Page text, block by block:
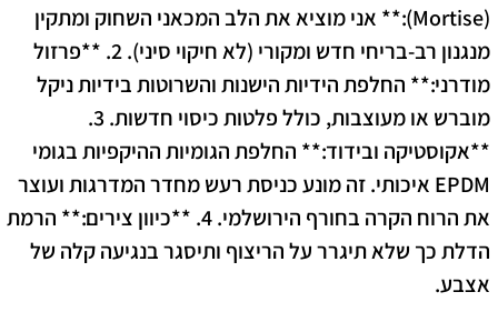
(Mortise):** אני מוציא את הלב המכאני השחוק ומתקין
מנגנון רב-בריחי חדש ומקורי (לא חיקוי סיני). 2. **פרזול
מודרני:** החלפת הידיות הישנות והשרוטות בידיות ניקל
מוברש או מעוצבות, כולל פלטות כיסוי חדשות. 3.
**אקוסטיקה ובידוד:** החלפת הגומיות ההיקפיות בגומי
EPDM איכותי. זה מונע כניסת רעש מחדר המדרגות ועוצר
את הרוח הקרה בחורף הירושלמי. 4. **כיוון צירים:** הרמת
הדלת כך שלא תיגרר על הריצוף ותיסגר בנגיעה קלה של
אצבע.